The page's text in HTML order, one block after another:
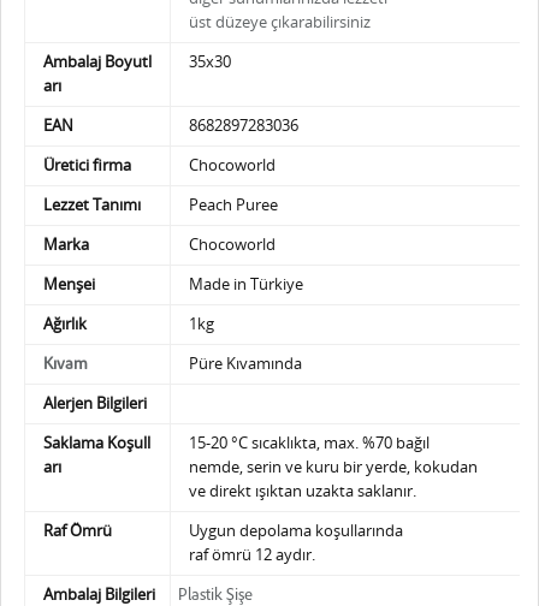
üst düzeye çıkarabilirsiniz
Ambalaj Boyutl
arı
35x30
EAN
8682897283036
Üretici firma
Chocoworld
Lezzet Tanımı
Peach Puree
Marka
Chocoworld
Menşei
Made in Türkiye
Ağırlık
1kg
Kıvam
Püre Kıvamında
Alerjen Bilgileri
Saklama Koşull
arı
15-20 °C sıcaklıkta, max. %70 bağıl
nemde, serin ve kuru bir yerde, kokudan
ve direkt ışıktan uzakta saklanır.
Raf Ömrü
Uygun depolama koşullarında
raf ömrü 12 aydır.
Ambalaj Bilgileri
Plastik Şişe